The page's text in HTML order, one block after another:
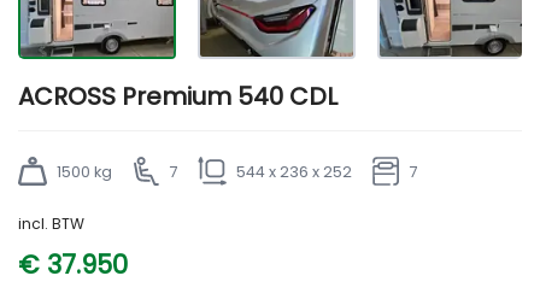
ACROSS Premium 540 CDL
1500 kg 7 544 x 236 x 252 7
incl. BTW
€ 37.950